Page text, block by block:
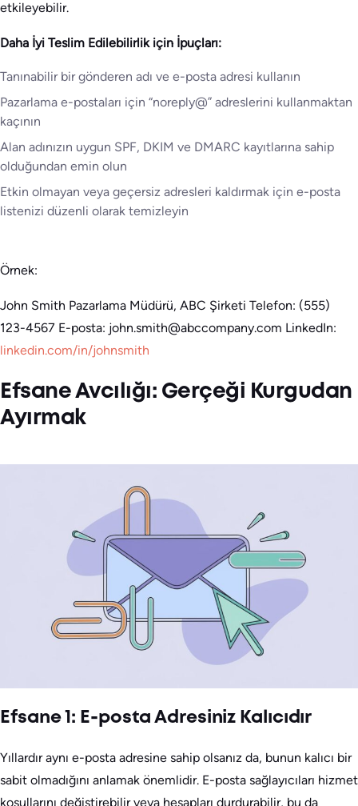
etkileyebilir.
Daha İyi Teslim Edilebilirlik için İpuçları:
Tanınabilir bir gönderen adı ve e-posta adresi kullanın
Pazarlama e-postaları için “noreply@” adreslerini kullanmaktan
kaçının
Alan adınızın uygun SPF, DKIM ve DMARC kayıtlarına sahip
olduğundan emin olun
Etkin olmayan veya geçersiz adresleri kaldırmak için e-posta
listenizi düzenli olarak temizleyin
Örnek:
John Smith Pazarlama Müdürü, ABC Şirketi Telefon: (555)
123-4567 E-posta: john.smith@abccompany.com LinkedIn:
linkedin.com/in/johnsmith
Efsane Avcılığı: Gerçeği Kurgudan
Ayırmak
Efsane 1: E-posta Adresiniz Kalıcıdır
Yıllardır aynı e-posta adresine sahip olsanız da, bunun kalıcı bir
sabit olmadığını anlamak önemlidir. E-posta sağlayıcıları hizmet
koşullarını değiştirebilir veya hesapları durdurabilir, bu da